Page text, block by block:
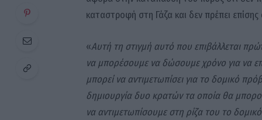
καταστροφή στη Γάζα και δεν πρέπει επίσης
«Αυτή τη στιγμή αυτό που επιβάλλεται
να μπορέσουμε να δώσουμε χρόνο για να
μπορεί να αντιμετωπίσει για το δομικό
δημιουργία δυο κρατών τα οποία θα
να αντιμετωπίσουμε στη ρίζα του το